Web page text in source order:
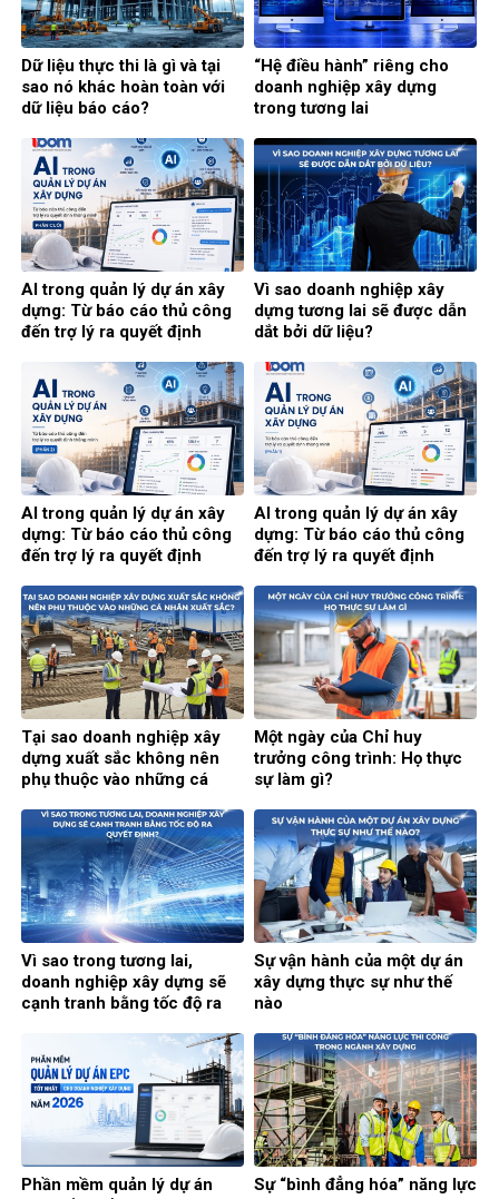
Dữ liệu thực thi là gì và tại
sao nó khác hoàn toàn với
dữ liệu báo cáo?
“Hệ điều hành” riêng cho
doanh nghiệp xây dựng
trong tương lai
AI trong quản lý dự án xây
dựng: Từ báo cáo thủ công
đến trợ lý ra quyết định
Vì sao doanh nghiệp xây
dựng tương lai sẽ được dẫn
dắt bởi dữ liệu?
AI trong quản lý dự án xây
dựng: Từ báo cáo thủ công
đến trợ lý ra quyết định
AI trong quản lý dự án xây
dựng: Từ báo cáo thủ công
đến trợ lý ra quyết định
Tại sao doanh nghiệp xây
dựng xuất sắc không nên
phụ thuộc vào những cá
Một ngày của Chỉ huy
trưởng công trình: Họ thực
sự làm gì?
Vì sao trong tương lai,
doanh nghiệp xây dựng sẽ
cạnh tranh bằng tốc độ ra
Sự vận hành của một dự án
xây dựng thực sự như thế
nào
Phần mềm quản lý dự án
Sự “bình đẳng hóa” năng lực